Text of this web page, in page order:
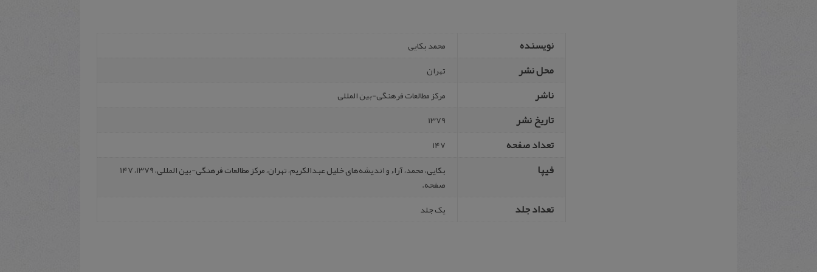
نویسنده محمد بکایی
محل نشر تهران
ناشر مرکز مطالعات فرهنگی-بین المللی
تاریخ نشر 1379
تعداد صفحه 147
فیپا
بکایی، محمد، آراء و اندیشه‌های خلیل عبدالکریم، تهران، مرکز مطالعات فرهنگی-بین المللی، 1379، 147
صفحه.
تعداد جلد یک جلد